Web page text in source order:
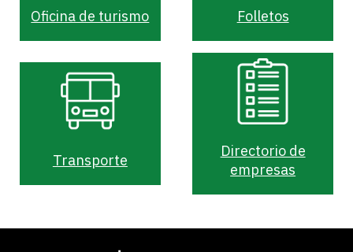
Oficina de turismo Folletos
Transporte
Directorio de
empresas